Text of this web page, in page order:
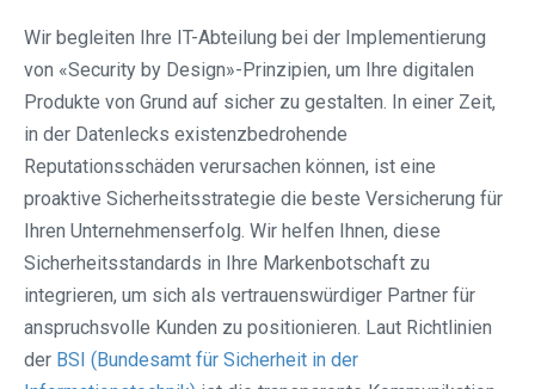
Wir begleiten Ihre IT-Abteilung bei der Implementierung
von «Security by Design»-Prinzipien, um Ihre digitalen
Produkte von Grund auf sicher zu gestalten. In einer Zeit,
in der Datenlecks existenzbedrohende
Reputationsschäden verursachen können, ist eine
proaktive Sicherheitsstrategie die beste Versicherung für
Ihren Unternehmenserfolg. Wir helfen Ihnen, diese
Sicherheitsstandards in Ihre Markenbotschaft zu
integrieren, um sich als vertrauenswürdiger Partner für
anspruchsvolle Kunden zu positionieren. Laut Richtlinien
der BSI (Bundesamt für Sicherheit in der